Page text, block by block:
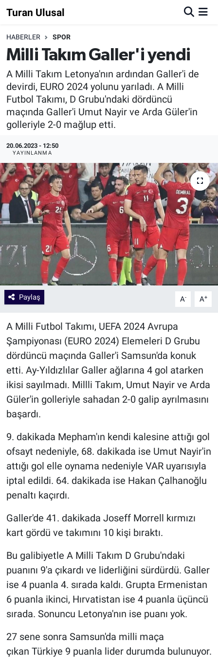
Turan Ulusal
HABERLER SPOR
Milli Takım Galler'i yendi
A Milli Takım Letonya'nın ardından Galler'i de
devirdi, EURO 2024 yolunu yarıladı. A Milli
Futbol Takımı, D Grubu'ndaki dördüncü
maçında Galler'i Umut Nayir ve Arda Güler'in
golleriyle 2-0 mağlup etti.
20.06.2023 - 12:50
YAYINLANMA
Paylaş A- A+
A Milli Futbol Takımı, UEFA 2024 Avrupa
Şampiyonası (EURO 2024) Elemeleri D Grubu
dördüncü maçında Galler'i Samsun'da konuk
etti. Ay-Yıldızlılar Galler ağlarına 4 gol atarken
ikisi sayılmadı. Millli Takım, Umut Nayir ve Arda
Güler'in golleriyle sahadan 2-0 galip ayrılmasını
başardı.
9. dakikada Mepham'ın kendi kalesine attığı gol
ofsayt nedeniyle, 68. dakikada ise Umut Nayir'in
attığı gol elle oynama nedeniyle VAR uyarısıyla
iptal edildi. 64. dakikada ise Hakan Çalhanoğlu
penaltı kaçırdı.
Galler'de 41. dakikada Joseff Morrell kırmızı
kart gördü ve takımını 10 kişi bıraktı.
Bu galibiyetle A Milli Takım D Grubu'ndaki
puanını 9'a çıkardı ve liderliğini sürdürdü. Galler
ise 4 puanla 4. sırada kaldı. Grupta Ermenistan
6 puanla ikinci, Hırvatistan ise 4 puanla üçüncü
sırada. Sonuncu Letonya'nın ise puanı yok.
27 sene sonra Samsun'da milli maça
çıkan Türkiye 9 puanla lider durumda bulunuyor.